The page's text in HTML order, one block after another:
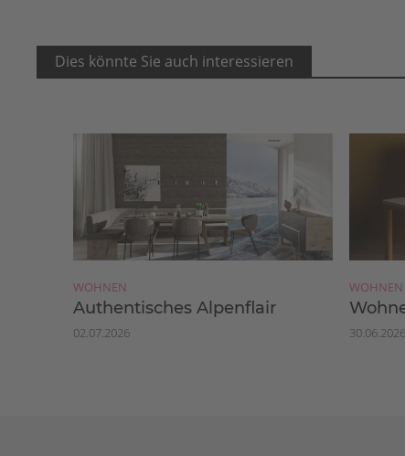
Dies könnte Sie auch interessieren
WOHNEN
Authentisches Alpenflair
02.07.2026
WOHNEN
30.06.2026